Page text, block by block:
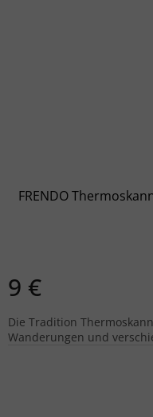
FRENDO
9 €
Die Tradition
Wanderungen und